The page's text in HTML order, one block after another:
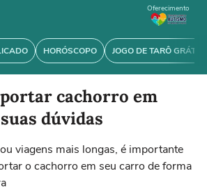
HORÓSCOPO JOGO DE TARÔ GRÁTIS
Oferecimento
cachorro em
dúvidas
viagens mais longas, é importante
o cachorro em seu carro de forma